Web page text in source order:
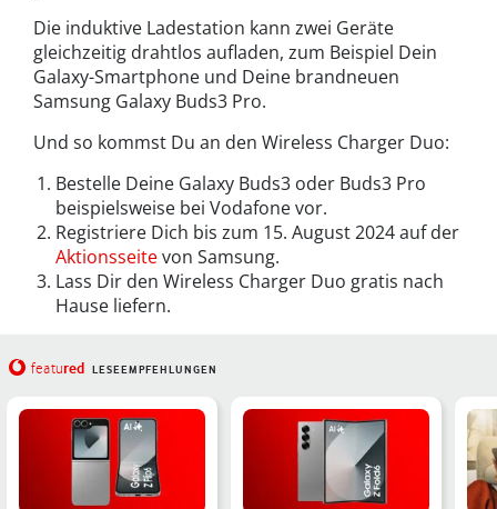
Die induktive Ladestation kann zwei Geräte
gleichzeitig drahtlos aufladen, zum Beispiel Dein
Galaxy-Smartphone und Deine brandneuen
Samsung Galaxy Buds3 Pro.
Und so kommst Du an den Wireless Charger Duo:
Bestelle Deine Galaxy Buds3 oder Buds3 Pro
beispielsweise bei Vodafone vor.
Registriere Dich bis zum 15. August 2024 auf der
Aktionsseitevon Samsung.
Lass Dir den Wireless Charger Duo gratis nach
Hause liefern.
featured LESEEMPFEHLUNGEN